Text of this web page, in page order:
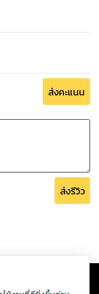
ส่งคะแนน
ส่งรีวิว
ฏว่าละเมิดสิทธิใน